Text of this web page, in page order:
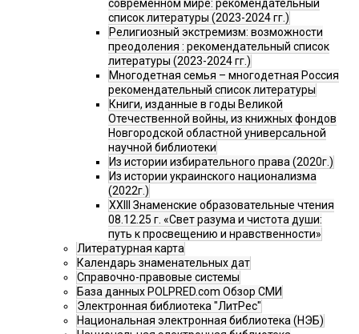
современном мире: рекомендательный
список литературы (2023-2024 гг.)
Религиозный экстремизм: возможности
преодоления : рекомендательный список
литературы (2023-2024 гг.)
Многодетная семья – многодетная Россия
рекомендательный список литературы
Книги, изданные в годы Великой
Отечественной войны, из книжных фондов
Новгородской областной универсальной
научной библиотеки
Из истории избирательного права (2020г.)
Из истории украинского национализма
(2022г.)
XXIII Знаменские образовательные чтения
08.12.25 г. «Свет разума и чистота души:
путь к просвещению и нравственности»
Литературная карта
Календарь знаменательных дат
Справочно-правовые системы
База данных POLPRED.com Обзор СМИ
Электронная библиотека "ЛитРес"
Национальная электронная библиотека (НЭБ)